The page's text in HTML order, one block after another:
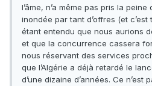
l’âme, n’a même pas pris la
inondée par tant d’offres (et
étant entendu que nous aurions
et que la concurrence cassera
nous réservant des services
que l’Algérie a déjà retardé le
d’une dizaine d’années. Ce